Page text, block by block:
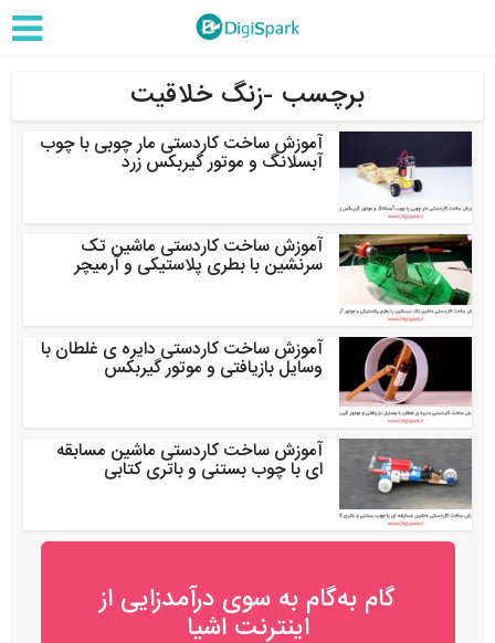
برچسب -زنگ خلاقیت
آموزش ساخت کاردستی مار چوبی با چوب
آبسلانگ و موتور گیربکس زرد
آموزش ساخت کاردستی ماشین تک
سرنشین با بطری پلاستیکی و آرمیچر
آموزش ساخت کاردستی دایره ی غلطان با
وسایل بازیافتی و موتور گیربکس
آموزش ساخت کاردستی ماشین مسابقه
ای با چوب بستنی و باتری کتابی
گام به‌گام به‌ سوی درآمدزایی از
اینترنت اشیا